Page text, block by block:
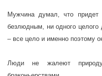
Мужчина думал, что придет
безлюдным, ни одного
– все цело и именно поэтому
Люди не жалеют